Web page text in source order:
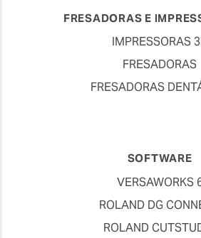
FRESADORAS E
IMPRESSORAS
FRESADORAS
FRESADORAS
SOFTWARE
VERSAWORKS
ROLAND DG
ROLAND